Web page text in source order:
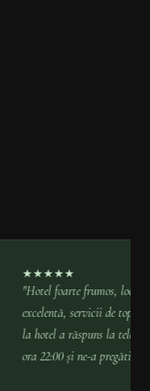
★★★★★
"Hotel foarte frumos, locație
excelentă, servicii de top.
la hotel a răspuns la telefon și
ora 22:00 și ne-a pregătit o